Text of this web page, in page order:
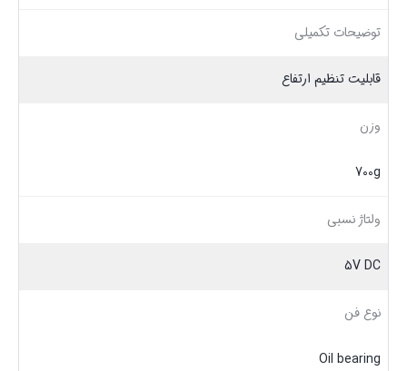
توضیحات تکمیلی
قابلیت تنظیم ارتفاع
وزن
700g
ولتاژ نسبی
5V DC
نوع فن
Oil bearing